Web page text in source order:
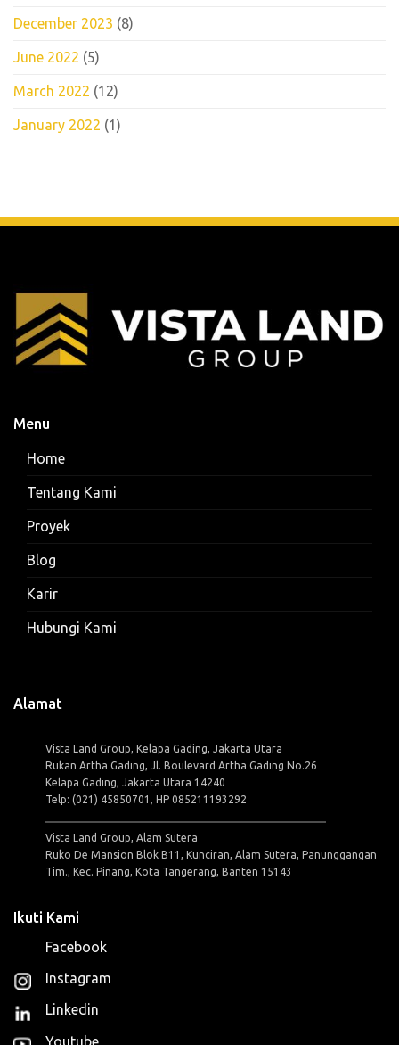
December 2023 (8)
June 2022 (5)
March 2022 (12)
January 2022 (1)
Menu
Home
Tentang Kami
Proyek
Blog
Karir
Hubungi Kami
Alamat
Vista Land Group, Kelapa Gading, Jakarta Utara
Rukan Artha Gading, Jl. Boulevard Artha Gading No.26
Kelapa Gading, Jakarta Utara 14240
Telp: (021) 45850701, HP 085211193292
Vista Land Group, Alam Sutera
Ruko De Mansion Blok B11, Kunciran, Alam Sutera, Panunggangan
Tim., Kec. Pinang, Kota Tangerang, Banten 15143
Ikuti Kami
Facebook
Instagram
Linkedin
Youtube